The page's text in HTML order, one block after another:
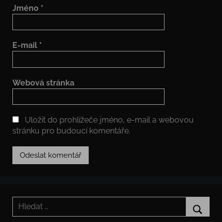
Jméno *
E-mail *
Webová stránka
Uložit do prohlížeče jméno, e-mail a webovou
stránku pro budoucí komentáře.
Hledat: